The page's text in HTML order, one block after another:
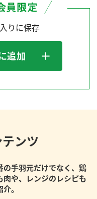
りに保存
追加
ンツ
の手羽元だけでなく、鶏
肉や、レンジのレシピも
介。